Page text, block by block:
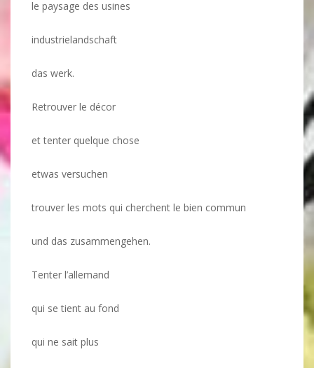
le paysage des usines
industrielandschaft
das werk.
Retrouver le décor
et tenter quelque chose
etwas versuchen
trouver les mots qui cherchent le bien commun
und das zusammengehen.
Tenter l’allemand
qui se tient au fond
qui ne sait plus